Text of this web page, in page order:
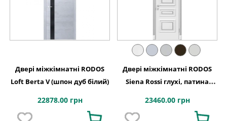
Двері міжкімнатні RODOS
Loft Berta V (шпон дуб білий)
22878.00 грн
Двері міжкімнатні RODOS
Siena Rossi глухі, патина
23460.00 грн